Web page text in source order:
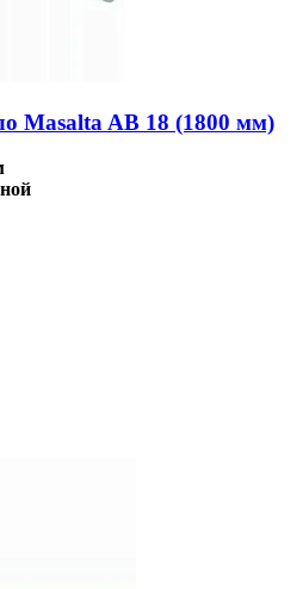
Masalta AB 18 (1800 мм)